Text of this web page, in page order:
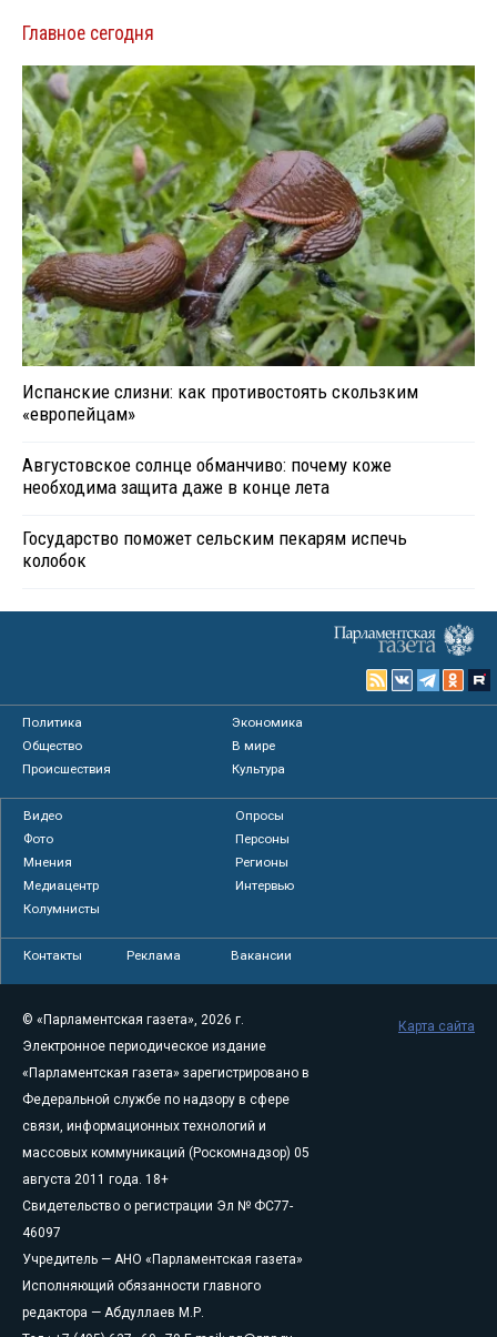
Главное сегодня
Испанские слизни: как противостоять скользким
«европейцам»
Августовское солнце обманчиво: почему коже
необходима защита даже в конце лета
Государство поможет сельским пекарям испечь
колобок
Политика
Экономика
Общество
В мире
Происшествия
Культура
Видео
Опросы
Фото
Персоны
Мнения
Регионы
Медиацентр
Интервью
Колумнисты
Контакты Реклама Вакансии
© «Парламентская газета», 2026 г.
Электронное периодическое издание
«Парламентская газета» зарегистрировано в
Федеральной службе по надзору в сфере
связи, информационных технологий и
массовых коммуникаций (Роскомнадзор) 05
августа 2011 года. 18+
Свидетельство о регистрации Эл № ФС77-
46097
Учредитель — АНО «Парламентская газета»
Исполняющий обязанности главного
редактора — Абдуллаев М.Р.
Карта сайта